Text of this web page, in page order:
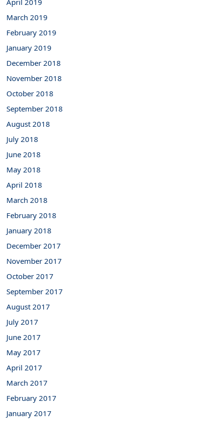
April 2019
March 2019
February 2019
January 2019
December 2018
November 2018
October 2018
September 2018
August 2018
July 2018
June 2018
May 2018
April 2018
March 2018
February 2018
January 2018
December 2017
November 2017
October 2017
September 2017
August 2017
July 2017
June 2017
May 2017
April 2017
March 2017
February 2017
January 2017